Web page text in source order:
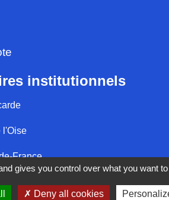
institutionnels
l'Oise
France
gives you control over what you want to
Deny all cookies